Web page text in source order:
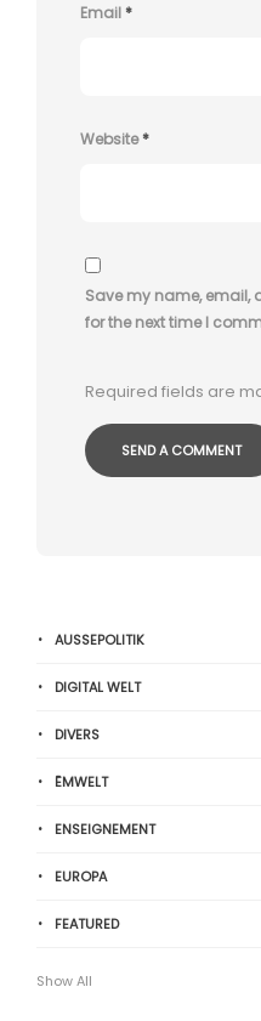
Email*
Website*
Save my name, email,
for the next time I
Required fields are
AUSSEPOLITIK
DIGITAL WELT
DIVERS
ËMWELT
ENSEIGNEMENT
EUROPA
FEATURED
Show All